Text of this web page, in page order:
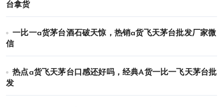
台拿货
一比一a货茅台酒石破天惊，热销a货飞天茅台批发厂家微
信
热点a货飞天茅台口感还好吗，经典A货一比一飞天茅台批
发